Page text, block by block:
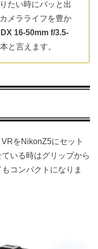
たい時にパッと出
メラライフを豊か
16-50mm f/3.5-
と言えます。
をNikonZ5にセット
いる時はグリップから
コンパクトになりま